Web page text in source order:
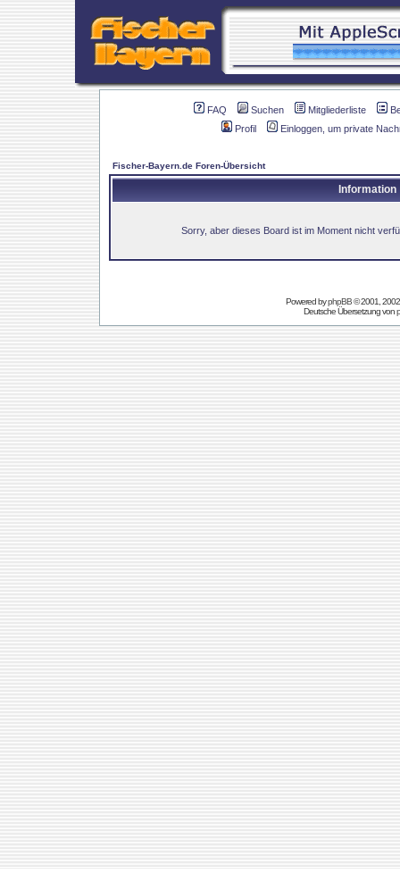
FAQ Suchen Mitgliederliste
Profil
Einloggen, um private
Fischer-Bayern.de Foren-Übersicht
Information
Sorry, aber dieses Board ist im Moment nicht
Powered byphpBB© 2001,
Deutsche Übersetzung von